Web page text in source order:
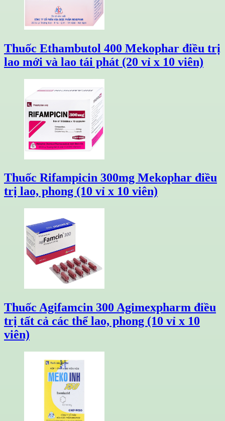
Thuốc Ethambutol 400 Mekophar điều trị
lao mới và lao tái phát (20 vỉ x 10 viên)
Thuốc Rifampicin 300mg Mekophar điều
trị lao, phong (10 vỉ x 10 viên)
Thuốc Agifamcin 300 Agimexpharm điều
trị tất cả các thể lao, phong (10 vỉ x 10
viên)